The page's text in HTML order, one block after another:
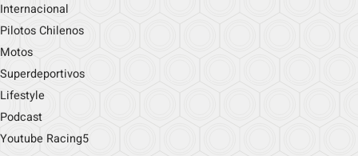
Internacional
Pilotos Chilenos
Motos
Superdeportivos
Lifestyle
Podcast
Youtube Racing5